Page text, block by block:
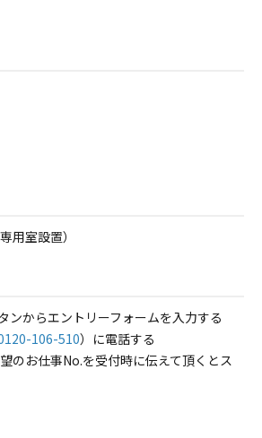
用室設置）
ンからエントリーフォームを入力する
106-510）に電話する
のお仕事No.を受付時に伝えて頂くとス